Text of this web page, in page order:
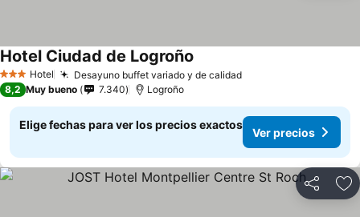
3 Estrellas
Hotel Desayuno buffet variado y de calidadVer precios
Hotel Ciudad de Logroño
8,2 Muy bueno 7.340 Logroño
Elige fechas para ver los precios exactos
Ver precios
Compartir